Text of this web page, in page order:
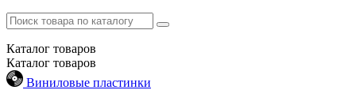
Каталог товаров
Каталог товаров
Виниловые пластинки